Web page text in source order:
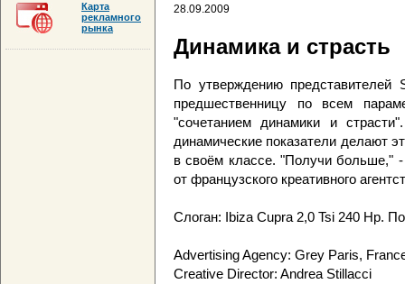
28.09.2009
Динамика и страсть
По утверждению представителей
предшественницу по всем
"сочетанием динамики и
динамические показатели делают
в своём классе. "Получи больше," -
от французского креативного
Слоган: Ibiza Cupra 2,0 Tsi 240 Hp.
Advertising Agency: Grey Paris,
Creative Director: Andrea Stillacci
Карта
рекламного
рынка